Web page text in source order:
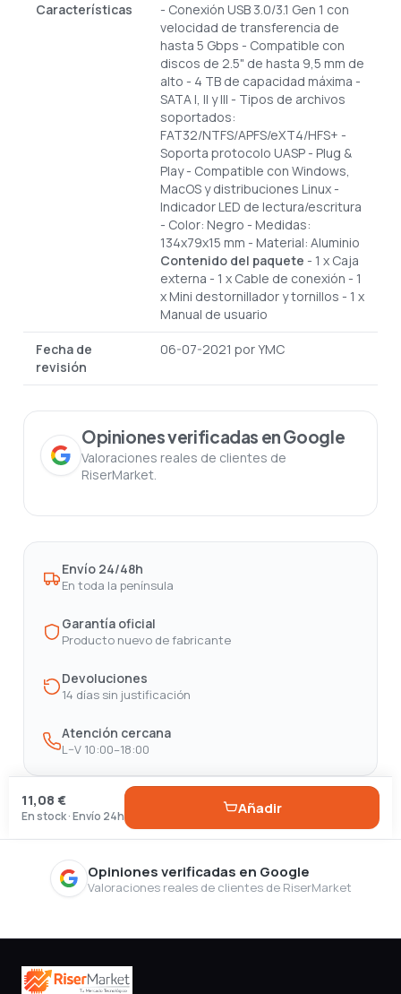
Características
- Conexión USB 3.0/3.1 Gen 1 con
velocidad de transferencia de
hasta 5 Gbps - Compatible con
discos de 2.5" de hasta 9,5 mm de
alto - 4 TB de capacidad máxima -
SATA I, II y III - Tipos de archivos
soportados:
FAT32/NTFS/APFS/eXT4/HFS+ -
Soporta protocolo UASP - Plug &
Play- Compatible con Windows,
MacOS y distribuciones Linux -
Indicador LED de lectura/escritura
- Color: Negro - Medidas:
134x79x15 mm - Material: Aluminio
Contenido del paquete - 1 x Caja
externa - 1 x Cable de conexión - 1
x Mini destornillador y tornillos - 1 x
Manual de usuario
Fecha de
revisión
06-07-2021 por YMC
Opiniones verificadas en Google
Valoraciones reales de clientes de
RiserMarket.
Envío 24/48h
En toda la península
Garantía oficial
Producto nuevo de fabricante
Devoluciones
14 días sin justificación
Atención cercana
L–V 10:00–18:00
11,08 €
En stock · Envío 24h Añadir
Opiniones verificadas en Google
Valoraciones reales de clientes de RiserMarket